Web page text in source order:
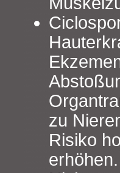
zu
Risiko
erhöhen.